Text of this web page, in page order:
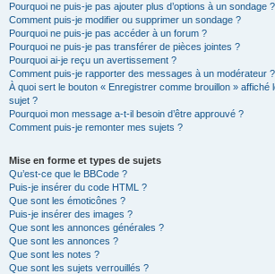
Pourquoi ne puis-je pas ajouter plus d’options à un sondage ?
Comment puis-je modifier ou supprimer un sondage ?
Pourquoi ne puis-je pas accéder à un forum ?
Pourquoi ne puis-je pas transférer de pièces jointes ?
Pourquoi ai-je reçu un avertissement ?
Comment puis-je rapporter des messages à un modérateur ?
À quoi sert le bouton « Enregistrer comme brouillon » affiché
sujet ?
Pourquoi mon message a-t-il besoin d’être approuvé ?
Comment puis-je remonter mes sujets ?
Mise en forme et types de sujets
Qu’est-ce que le BBCode ?
Puis-je insérer du code HTML ?
Que sont les émoticônes ?
Puis-je insérer des images ?
Que sont les annonces générales ?
Que sont les annonces ?
Que sont les notes ?
Que sont les sujets verrouillés ?